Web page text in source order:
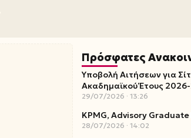
Πρόσφατες
Υποβολή Αιτήσεων για
Ακαδημαϊκού Έτους
29/07/2026 13:26
KPMG, Advisory
28/07/2026 14:02